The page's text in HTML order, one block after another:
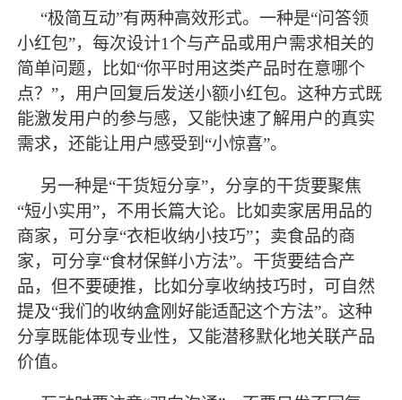
“极简互动”有两种高效形式。一种是“问答领
小红包”，每次设计1个与产品或用户需求相关的
简单问题，比如“你平时用这类产品时在意哪个
点？”，用户回复后发送小额小红包。这种方式既
能激发用户的参与感，又能快速了解用户的真实
需求，还能让用户感受到“小惊喜”。
另一种是“干货短分享”，分享的干货要聚焦
“短小实用”，不用长篇大论。比如卖家居用品的
商家，可分享“衣柜收纳小技巧”；卖食品的商
家，可分享“食材保鲜小方法”。干货要结合产
品，但不要硬推，比如分享收纳技巧时，可自然
提及“我们的收纳盒刚好能适配这个方法”。这种
分享既能体现专业性，又能潜移默化地关联产品
价值。